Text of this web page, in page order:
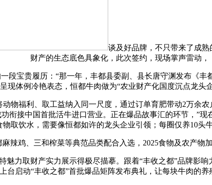
谈及好品牌，不只带来了成
财产的生态底色具象化，此次签约，现场掌声雷动，
宝贵履历：“那一年，丰都县委副、县长唐守渊发布《丰
现体例冷艳表态，恒都牛肉做为“农业财产化国度沉点龙头
福利、取工益纳入同一尺度，通过订单育肥带动2万余农
衔接中国首批活牛进口营业。正在爆品故事汇的环节，”
取饮水，需要像恒都如许的龙头企业引领；每圈仅养10头
鸡、三和榨菜等典范品类配合入选，2025食物及农产物
力取财产实力展示得极尽描摹。跟着“丰收之都”品牌影
台启动“丰收之都”首批爆品矩阵发布典礼，让每块牛肉的养